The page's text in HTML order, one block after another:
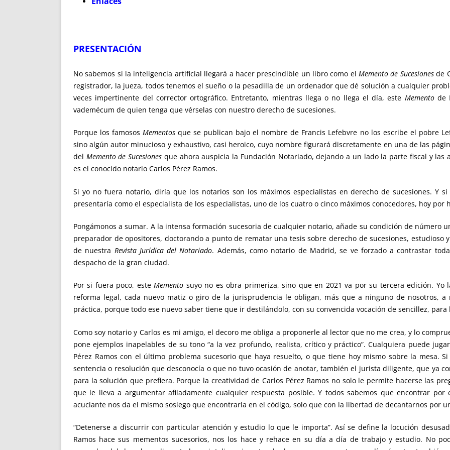
PRESENTACIÓN
No sabemos si la inteligencia artificial llegará a hacer prescindible un libro como elMemento de Sucesionesde
registrador, la jueza, todos tenemos el sueño o la pesadilla de un ordenador que dé solución a cualquier
veces impertinente del corrector ortográfico. Entretanto, mientras llega o no llega el día, este Mementode
vademécum de quien tenga que vérselas con nuestro derecho de sucesiones.
Porque los famososMementos que se publican bajo el nombre de Francis Lefebvre no los escribe el pobre
sino algún autor minucioso y exhaustivo, casi heroico, cuyo nombre figurará discretamente en una de las
del Memento de Sucesiones que ahora auspicia la Fundación Notariado, dejando a un lado la parte fiscal y las
es el conocido notario Carlos Pérez Ramos.
Si yo no fuera notario, diría que los notarios son los máximos especialistas en derecho de sucesiones. Y
presentaría como el especialista de los especialistas, uno de los cuatro o cinco máximos conocedores, hoy
Pongámonos a sumar. A la intensa formación sucesoria de cualquier notario, añade su condición de número
preparador de opositores, doctorando a punto de rematar una tesis sobre derecho de sucesiones, estudioso
de nuestra Revista Jurídica del Notariado. Además, como notario de Madrid, se ve forzado a contrastar
despacho de la gran ciudad.
Por si fuera poco, esteMemento suyo no es obra primeriza, sino que en 2021 va por su tercera edición. Yo
reforma legal, cada nuevo matiz o giro de la jurisprudencia le obligan, más que a ninguno de nosotros,
práctica, porque todo ese nuevo saber tiene que ir destilándolo, con su convencida vocación de sencillez,
Como soy notario y Carlos es mi amigo, el decoro me obliga a proponerle al lector que no me crea, y lo
pone ejemplos inapelables de su tono “a la vez profundo, realista, crítico y práctico”. Cualquiera puede
Pérez Ramos con el último problema sucesorio que haya resuelto, o que tiene hoy mismo sobre la mesa.
sentencia o resolución que desconocía o que no tuvo ocasión de anotar, también el jurista diligente, que ya
para la solución que prefiera. Porque la creatividad de Carlos Pérez Ramos no solo le permite hacerse las
que le lleva a argumentar afiladamente cualquier respuesta posible. Y todos sabemos que encontrar
acuciante nos da el mismo sosiego que encontrarla en el código, solo que con la libertad de decantarnos por
“Detenerse a discurrir con particular atención y estudio lo que le importa”. Así se define la locución
Ramos hace sus mementos sucesorios, nos los hace y rehace en su día a día de trabajo y estudio. No